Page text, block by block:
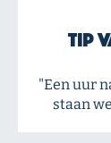
Tip
"Een uur
staan